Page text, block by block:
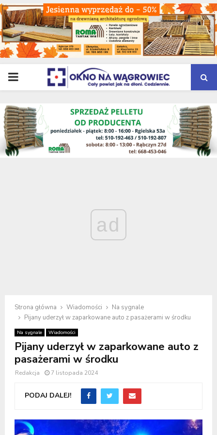
PRIMARY
MENU
ad
Strona główna Wiadomości
Na sygnale
Pijany uderzył w zaparkowane auto z pasażerami w środku
Na sygnale Wiadomości
Pijany uderzył w zaparkowane auto z
pasażerami w środku
Redakcja 7 listopada 2024
PODAJ DALEJ!